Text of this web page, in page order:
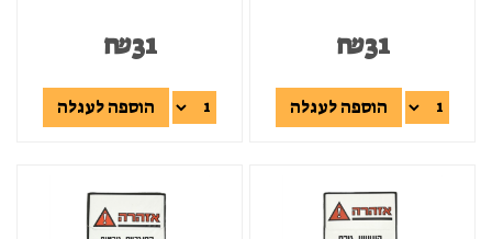
₪31
הוספה לעגלה
₪31
הוספה לעגלה